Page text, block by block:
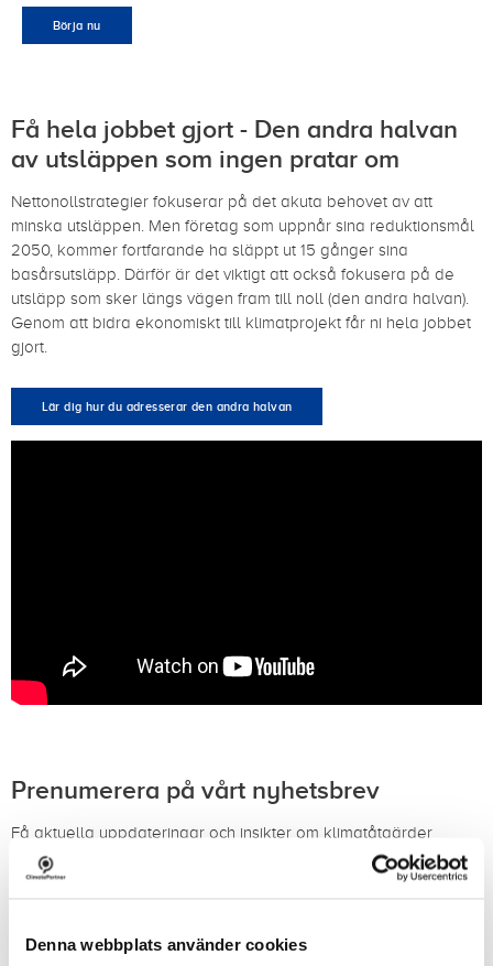
Denna webbplats använder cookies
Börja nu
Få hela jobbet gjort - Den andra halvan
av utsläppen som ingen pratar om
Nettonollstrategier fokuserar på det akuta behovet av att
minska utsläppen. Men företag som uppnår sina reduktionsmål
2050, kommer fortfarande ha släppt ut 15 gånger sina
basårsutsläpp. Därför är det viktigt att också fokusera på de
utsläpp som sker längs vägen fram till noll (den andra halvan).
Genom att bidra ekonomiskt till klimatprojekt får ni hela jobbet
gjort.
Lär dig hur du adresserar den andra halvan
Prenumerera på vårt nyhetsbrev
Få aktuella uppdateringar och insikter om klimatåtgärder
levererade direkt till din inkorg.